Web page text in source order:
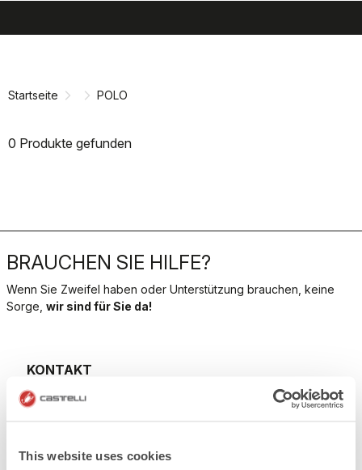
This website uses cookies
Startseite POLO
0 Produkte gefunden
BRAUCHEN SIE HILFE?
Wenn Sie Zweifel haben oder Unterstützung brauchen, keine
Sorge, wir sind für Sie da!
email
KONTAKT
Haben Sie eine Frage an uns?
Kontaktieren Sie unseren Kundenservice
replayRückgabe der Bestellung garantiert